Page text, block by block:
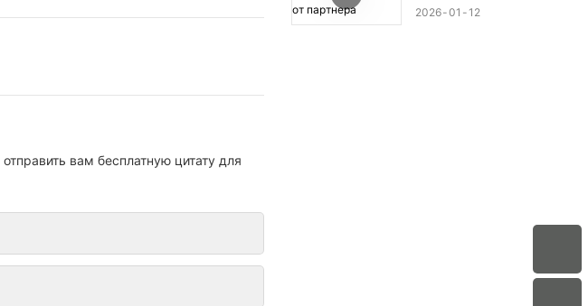
вам бесплатную цитату для
2026 01 12